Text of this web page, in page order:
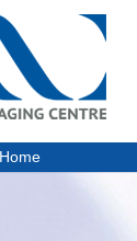
Home